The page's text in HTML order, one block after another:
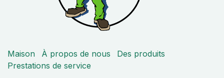
Maison À propos de nous
Des produits
Prestations de service